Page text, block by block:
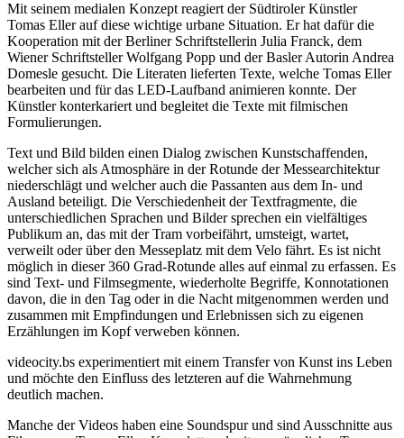
Mit seinem medialen Konzept reagiert der Südtiroler Künstler
Tomas Eller auf diese wichtige urbane Situation. Er hat dafür die
Kooperation mit der Berliner Schriftstellerin Julia Franck, dem
Wiener Schriftsteller Wolfgang Popp und der Basler Autorin Andrea
Domesle gesucht. Die Literaten lieferten Texte, welche Tomas Eller
bearbeiten und für das LED-Laufband animieren konnte. Der
Künstler konterkariert und begleitet die Texte mit filmischen
Formulierungen.
Text und Bild bilden einen Dialog zwischen Kunstschaffenden,
welcher sich als Atmosphäre in der Rotunde der Messearchitektur
niederschlägt und welcher auch die Passanten aus dem In- und
Ausland beteiligt. Die Verschiedenheit der Textfragmente, die
unterschiedlichen Sprachen und Bilder sprechen ein vielfältiges
Publikum an, das mit der Tram vorbeifährt, umsteigt, wartet,
verweilt oder über den Messeplatz mit dem Velo fährt. Es ist nicht
möglich in dieser 360 Grad-Rotunde alles auf einmal zu erfassen. Es
sind Text- und Filmsegmente, wiederholte Begriffe, Konnotationen
davon, die in den Tag oder in die Nacht mitgenommen werden und
zusammen mit Empfindungen und Erlebnissen sich zu eigenen
Erzählungen im Kopf verweben können.
videocity.bs experimentiert mit einem Transfer von Kunst ins Leben
und möchte den Einfluss des letzteren auf die Wahrnehmung
deutlich machen.
Manche der Videos haben eine Soundspur und sind Ausschnitte aus